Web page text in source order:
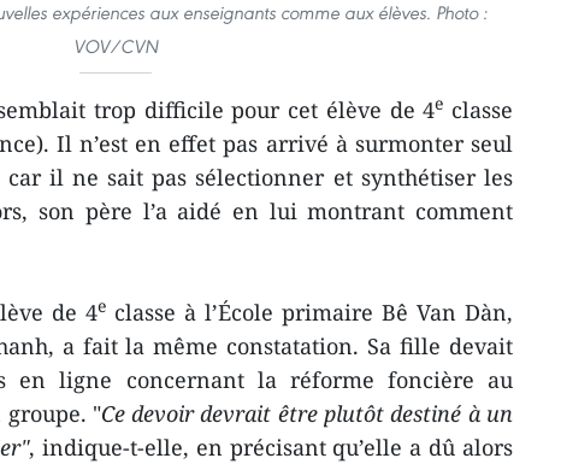
expériences aux enseignants comme aux élèves. Photo :
VOV/CVN
trop difficile pour cet élève de 4e classe
Il n’est en effet pas arrivé à surmonter seul
car il ne sait pas sélectionner et synthétiser les
son père l’a aidé en lui montrant comment
de 4e classe à l’École primaire Bê Van Dàn,
a fait la même constatation. Sa fille devait
en ligne concernant la réforme foncière au
"Ce devoir devrait être plutôt destiné à un
, indique-t-elle, en précisant qu’elle a dû alors